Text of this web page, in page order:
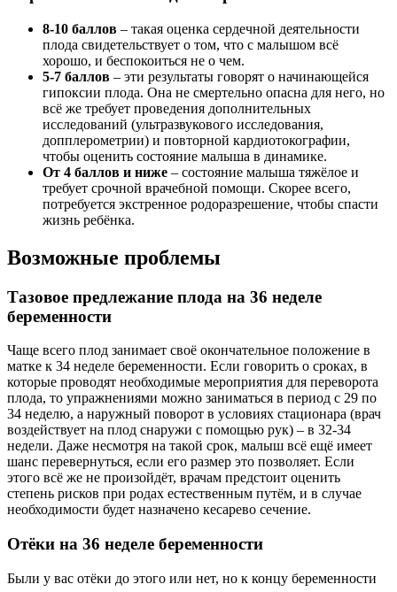
8-10 баллов – такая оценка сердечной деятельности
плода свидетельствует о том, что с малышом всё
хорошо, и беспокоиться не о чем.
5-7 баллов – эти результаты говорят о начинающейся
гипоксии плода. Она не смертельно опасна для него, но
всё же требует проведения дополнительных
исследований (ультразвукового исследования,
допплерометрии) и повторной кардиотокографии,
чтобы оценить состояние малыша в динамике.
От 4 баллов и ниже – состояние малыша тяжёлое и
требует срочной врачебной помощи. Скорее всего,
потребуется экстренное родоразрешение, чтобы спасти
жизнь ребёнка.
Возможные проблемы
Тазовое предлежание плода на 36 неделе
беременности
Чаще всего плод занимает своё окончательное положение в
матке к 34 неделе беременности. Если говорить о сроках, в
которые проводят необходимые мероприятия для переворота
плода, то упражнениями можно заниматься в период с 29 по
34 неделю, а наружный поворот в условиях стационара (врач
воздействует на плод снаружи с помощью рук) – в 32-34
недели. Даже несмотря на такой срок, малыш всё ещё имеет
шанс перевернуться, если его размер это позволяет. Если
этого всё же не произойдёт, врачам предстоит оценить
степень рисков при родах естественным путём, и в случае
необходимости будет назначено кесарево сечение.
Отёки на 36 неделе беременности
Были у вас отёки до этого или нет, но к концу беременности